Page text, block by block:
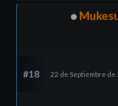
#18 22 de Septiembre de